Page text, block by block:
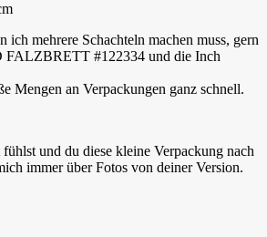
ich mehrere Schachteln machen muss, gern
FALZBRETT #122334 und die Inch
Mengen an Verpackungen ganz schnell.
und du diese kleine Verpackung nach
immer über Fotos von deiner Version.